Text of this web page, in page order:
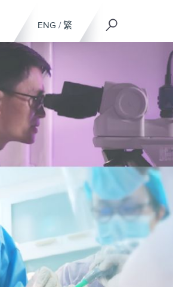
ENG / 繁